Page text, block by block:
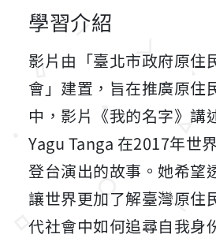
學習介紹
影片由「臺北市政府原住
會」建置，旨在推廣原住
中，影片《我的名字》講
Yagu Tanga 在2017年世
登台演出的故事。她希望
讓世界更加了解臺灣原住
代社會中如何追尋自我身